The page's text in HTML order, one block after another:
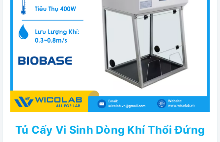
Tủ Cấy Vi Sinh Dòng Khí Thổi Đứng